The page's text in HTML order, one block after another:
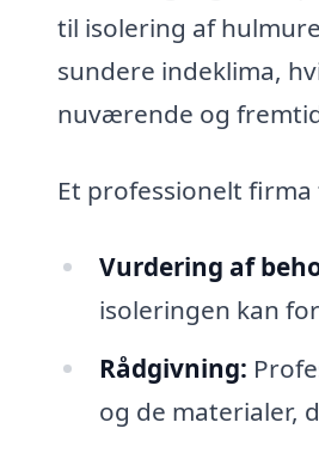
til isolering af
sundere indeklima,
nuværende og
Et professionelt
Vurdering af
isoleringen kan
Rådgivning:
og de materialer,